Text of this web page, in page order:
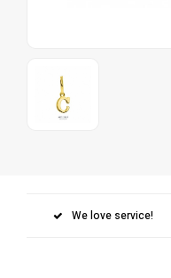
We love service!